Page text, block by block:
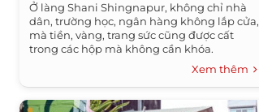
Ở làng Shani Shingnapur, không chỉ nhà
dân, trường học, ngân hàng không lắp cửa,
mà tiền, vàng, trang sức cũng được cất
trong các hộp mà không cần khóa.
Xem thêm